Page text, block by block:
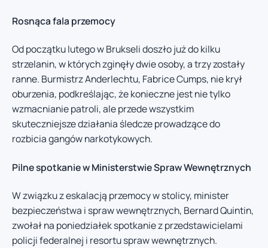
Rosnąca fala przemocy
Od początku lutego w Brukseli doszło już do kilku
strzelanin, w których zginęły dwie osoby, a trzy zostały
ranne. Burmistrz Anderlechtu, Fabrice Cumps, nie krył
oburzenia, podkreślając, że konieczne jest nie tylko
wzmacnianie patroli, ale przede wszystkim
skuteczniejsze działania śledcze prowadzące do
rozbicia gangów narkotykowych.
Pilne spotkanie w Ministerstwie Spraw Wewnętrznych
W związku z eskalacją przemocy w stolicy, minister
bezpieczeństwa i spraw wewnętrznych, Bernard Quintin,
zwołał na poniedziałek spotkanie z przedstawicielami
policji federalnej i resortu spraw wewnętrznych.